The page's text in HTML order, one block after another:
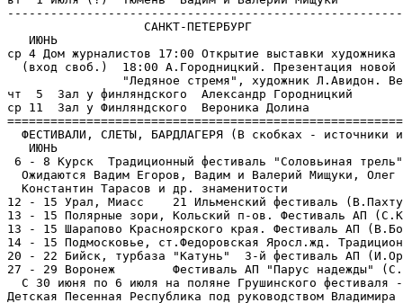
                   САНКТ-ПЕТЕРБУРГ
   ИЮНЬ
ср 4 Дом журналистов 17:00 Открытие выставки художника
(вход своб.)  18:00 А.Городницкий. Презентация новой
"Ледяное стремя", художник Л.Авидон.
чт  5  Зал у финляндского  Александр Городницкий
ср 11  Зал у Финляндского  Вероника Долина
ФЕСТИВАЛИ, СЛЕТЫ, БАРДЛАГЕРЯ (В скобках - источники
   ИЮНЬ
6 - 8 Курск  Традиционный фестиваль "Соловьиная
Ожидаются Вадим Егоров, Вадим и Валерий Мищуки, Олег
  Константин Тарасов и др. знаменитости
12 - 15 Урал, Миасс    21 Ильменский фестиваль
13 - 15 Полярные зори, Кольский п-ов. Фестиваль АП
13 - 15 Шарапово Красноярского края. Фестиваль АП
14 - 15 Подмосковье, ст.Федоровская Яросл.жд.
20 - 22 Бийск, турбаза "Катунь"  3-й фестиваль АП
27 - 29 Воронеж        Фестиваль АП "Парус надежды"
С 30 июня по 6 июля на поляне Грушинского фестиваля
Детская Песенная Республика под руководством Владимира